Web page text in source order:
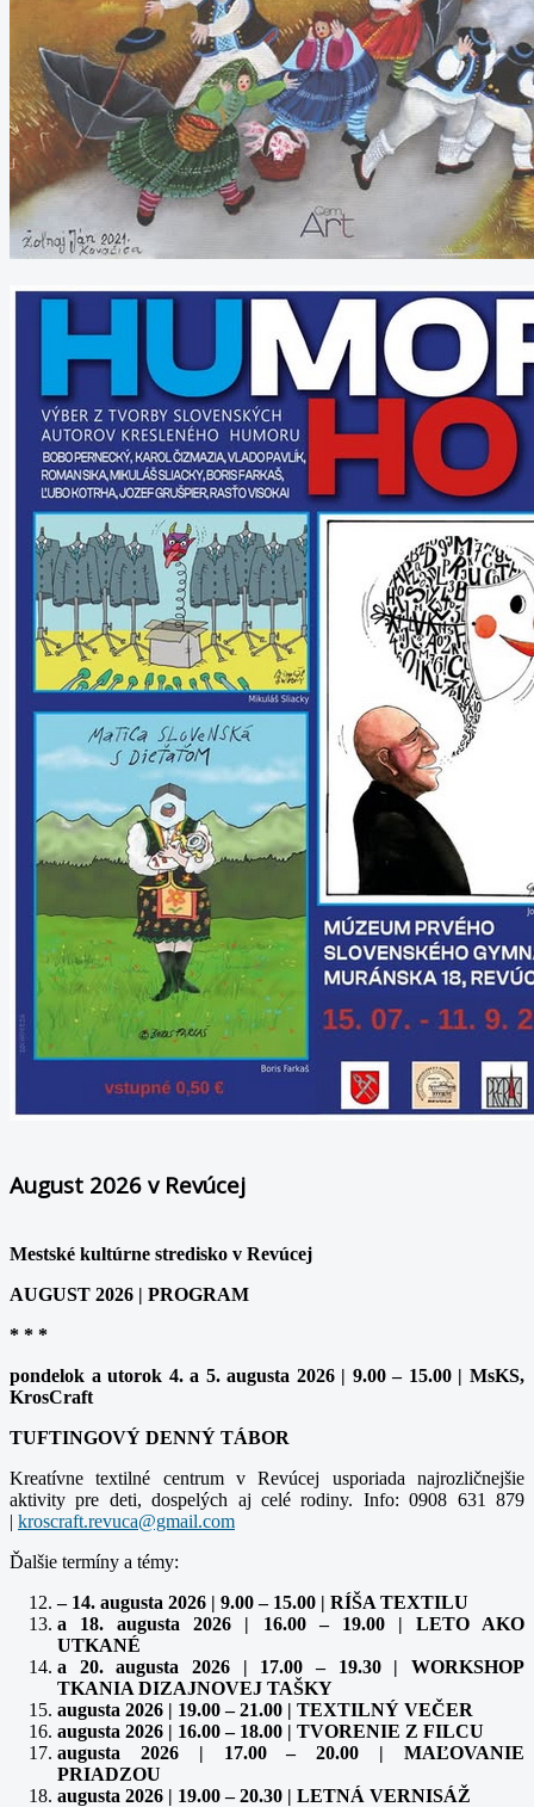
August 2026 v Revúcej
Mestské kultúrne stredisko v Revúcej
AUGUST 2026 | PROGRAM
* * *
pondelok a utorok 4. a 5. augusta 2026 | 9.00 – 15.00 | MsKS,
KrosCraft
TUFTINGOVÝ DENNÝ TÁBOR
Kreatívne textilné centrum v Revúcej usporiada najrozličnejšie
aktivity pre deti, dospelých aj celé rodiny. Info: 0908 631 879
|
Ďalšie termíny a témy:
– 14. augusta 2026 | 9.00 – 15.00 | RÍŠA TEXTILU
a 18. augusta 2026 | 16.00 – 19.00 | LETO AKO
UTKANÉ
a 20. augusta 2026 | 17.00 – 19.30 | WORKSHOP
TKANIA DIZAJNOVEJ TAŠKY
augusta 2026 | 19.00 – 21.00 | TEXTILNÝ VEČER
augusta 2026 | 16.00 – 18.00 | TVORENIE Z FILCU
augusta 2026 | 17.00 – 20.00 | MAĽOVANIE
PRIADZOU
augusta 2026 | 19.00 – 20.30 | LETNÁ VERNISÁŽ